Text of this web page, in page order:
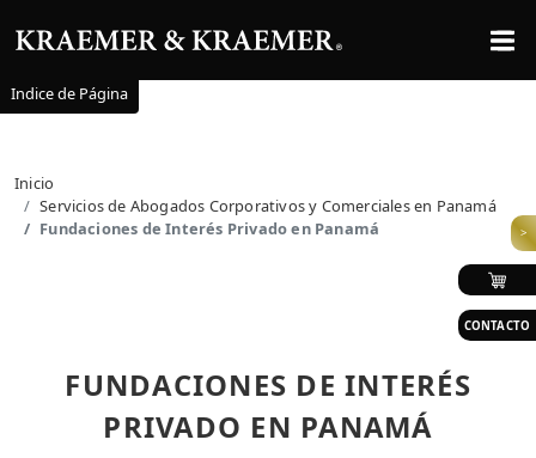
>
CONTACTO
Inicio
Servicios de Abogados Corporativos y Comerciales en Panamá
Fundaciones de Interés Privado en Panamá
FUNDACIONES DE INTERÉS
PRIVADO EN PANAMÁ
Indice de Página